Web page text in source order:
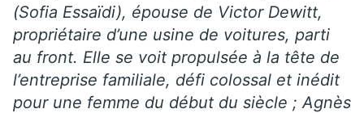
(Sofia Essaïdi), épouse de Victor Dewitt,
propriétaire d’une usine de voitures, parti
au front. Elle se voit propulsée à la tête de
l’entreprise familiale, défi colossal et inédit
pour une femme du début du siècle ; Agnès